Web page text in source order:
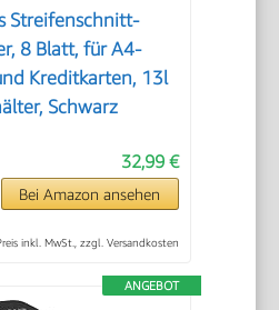
Streifenschnitt-
8 Blatt, für A4-
Kreditkarten, 13l
Schwarz
32,99 €
Bei Amazon ansehen
inkl. MwSt., zzgl. Versandkosten
ANGEBOT